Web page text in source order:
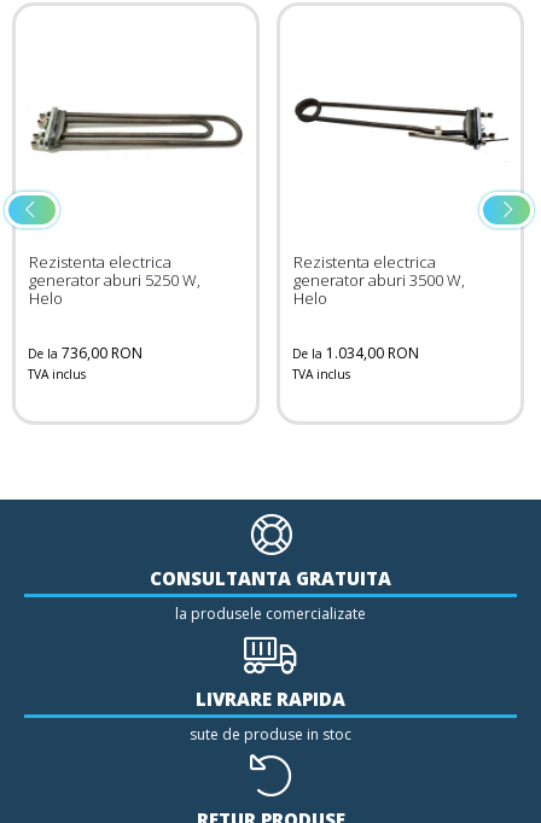
Rezistenta electrica
generator aburi 5250 W,
Helo
De la 736,00 RON
TVA inclus
Rezistenta electrica
generator aburi 3500 W,
Helo
De la 1.034,00 RON
TVA inclus
CONSULTANTA GRATUITA
la produsele comercializate
LIVRARE RAPIDA
sute de produse in stoc